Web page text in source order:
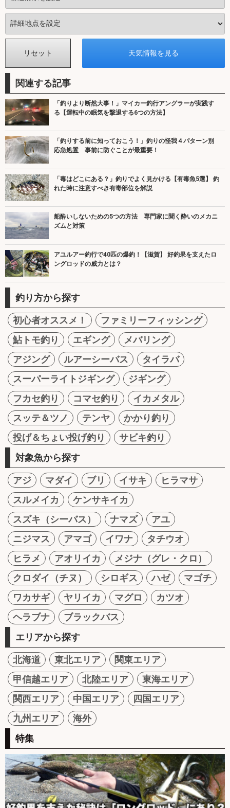
関連する記事
「釣りより断然大事！」マイカー釣行アングラーが実践す
る【運転中の眠気を撃退する6つの方法】
「釣りする前に知っておこう！」釣りの怪我４パターン別
応急処置 事前に防ぐことが最重要！
「毒はどこにある？」釣りでよく見かける【有毒魚5選】 釣
れた時に注意すべき有毒部位を解説
船酔いしないための5つの方法 専門家に聞く酔いのメカニ
ズムと対策
アユルアー釣行で40匹の爆釣！【滋賀】 好釣果を支えたロ
ングロッドの威力とは？
釣り方から探す
初心者オススメ！
ファミリーフィッシング
鮎トモ釣り
エギング
メバリング
アジング
ルアーシーバス
タイラバ
スーパーライトジギング
ジギング
フカセ釣り
コマセ釣り
イカメタル
スッテ＆ツノ
テンヤ
かかり釣り
投げ＆ちょい投げ釣り
サビキ釣り
対象魚から探す
アジ マダイ ブリ イサキ
ヒラマサ
スルメイカ
ケンサキイカ
スズキ（シーバス）
ナマズ
アユ
ニジマス
アマゴ イワナ
タチウオ
ヒラメ
アオリイカ
メジナ（グレ・クロ）
クロダイ（チヌ）
シロギス ハゼ
マゴチ
ワカサギ
ヤリイカ マグロ
カツオ
ヘラブナ
ブラックバス
エリアから探す
北海道 東北エリア
関東エリア
甲信越エリア
北陸エリア
東海エリア
関西エリア
中国エリア
四国エリア
九州エリア
海外
特集